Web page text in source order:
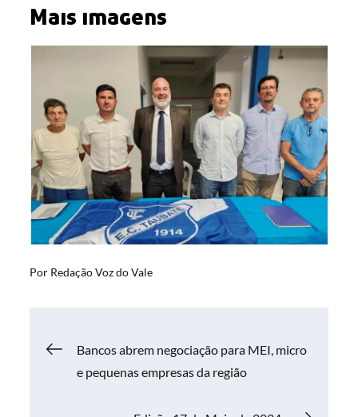
Mais imagens
Por Redação Voz do Vale
Navegação
Bancos abrem negociação para MEI, micro
e pequenas empresas da região